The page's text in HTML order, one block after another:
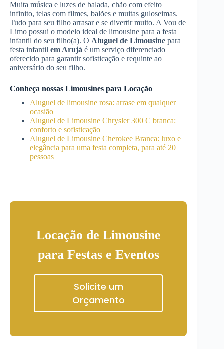
Muita música e luzes de balada, chão com efeito
infinito, telas com filmes, balões e muitas guloseimas.
Tudo para seu filho arrasar e se divertir muito. A Vou de
Limo possui o modelo ideal de limousine para a festa
infantil do seu filho(a). O Aluguel de Limousine para
festa infantil em Arujá é um serviço diferenciado
oferecido para garantir sofisticação e requinte ao
aniversário do seu filho.
Conheça nossas Limousines para Locação
Aluguel de limousine rosa: arrase em qualquer
ocasião
Aluguel de Limousine Chrysler 300 C branca:
conforto e sofisticação
Aluguel de Limousine Cherokee Branca: luxo e
elegância para uma festa completa, para até 20
pessoas
Locação de Limousine
para Festas e Eventos
Solicite um
Orçamento